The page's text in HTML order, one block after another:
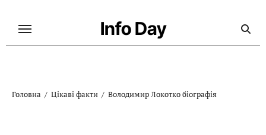
Info Day
Головна Цікаві факти Володимир Локотко біографія